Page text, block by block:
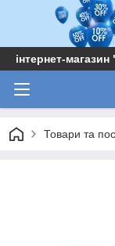
інтернет-
Товари та